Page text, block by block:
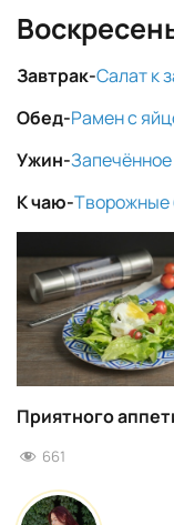
Завтрак-Салат к
Обед-Рамен с
Ужин-
К чаю-Творожные
Приятного
661